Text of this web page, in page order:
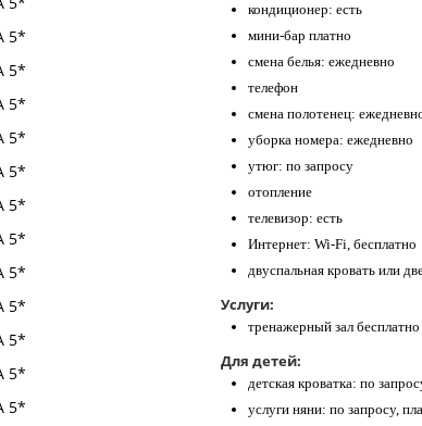
кондиционер: есть
мини-бар платно
смена белья: ежедневно
телефон
смена полотенец:
уборка номера: ежедневно
утюг: по запросу
отопление
телевизор: есть
Интернет: Wi-Fi, бесплатно
двуспальная кровать или
Услуги:
тренажерный зал бесплатно
Для детей:
детская кроватка: по
услуги няни: по запросу,